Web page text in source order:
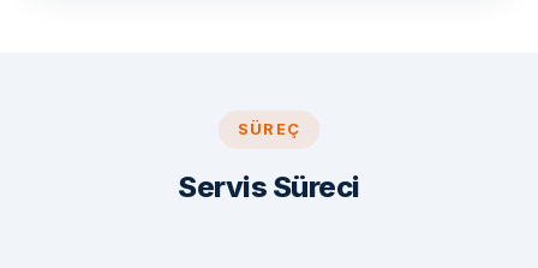
SÜREÇ
Servis Süreci